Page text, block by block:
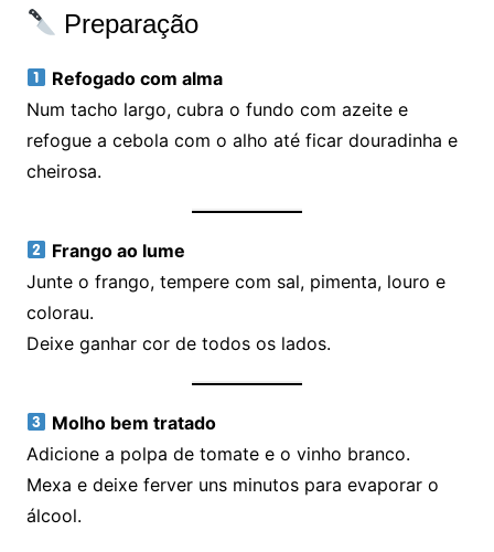
Preparação
Refogado com alma
Num tacho largo, cubra o fundo com azeite e
refogue a cebola com o alho até ficar douradinha e
cheirosa.
Frango ao lume
Junte o frango, tempere com sal, pimenta, louro e
colorau.
Deixe ganhar cor de todos os lados.
Molho bem tratado
Adicione a polpa de tomate e o vinho branco.
Mexa e deixe ferver uns minutos para evaporar o
álcool.